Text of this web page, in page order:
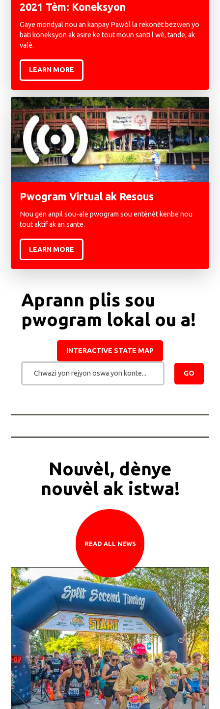
2021 Tèm: Koneksyon
Gaye mondyal nou an kanpay Pawòl la rekonèt bezwen yo
bati koneksyon ak asire ke tout moun santi l wè, tande, ak
valè.
LEARN MORE
Pwogram Virtual ak Resous
Nou gen anpil sou-ale pwogram sou entènèt kenbe nou
tout aktif ak an sante.
LEARN MORE
Aprann plis sou
pwogram lokal ou a!
INTERACTIVE STATE MAP
Chwazi yon rejyon oswa yon konte... GO
Nouvèl, dènye
nouvèl ak istwa!
READ ALL NEWS